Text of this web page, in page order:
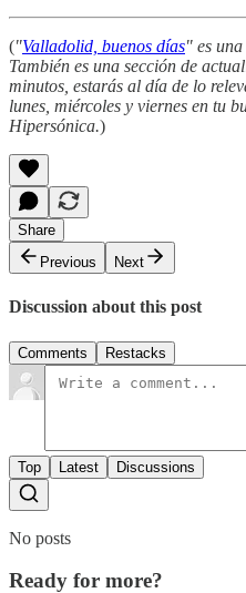
("Valladolid, buenos días" es
También es una sección de
minutos, estarás al día de lo
lunes, miércoles y viernes en tu
Hipersónica.)
Share
Previous
Next
Discussion about this post
Comments Restacks
Top Latest Discussions
No posts
Ready for more?